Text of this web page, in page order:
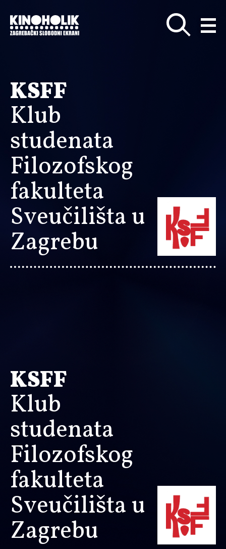
glavni
sadržaj
KSFF
Klub
studenata
Filozofskog
fakulteta
Sveučilišta u
Zagrebu
KSFF
Klub
studenata
Filozofskog
fakulteta
Sveučilišta u
Zagrebu